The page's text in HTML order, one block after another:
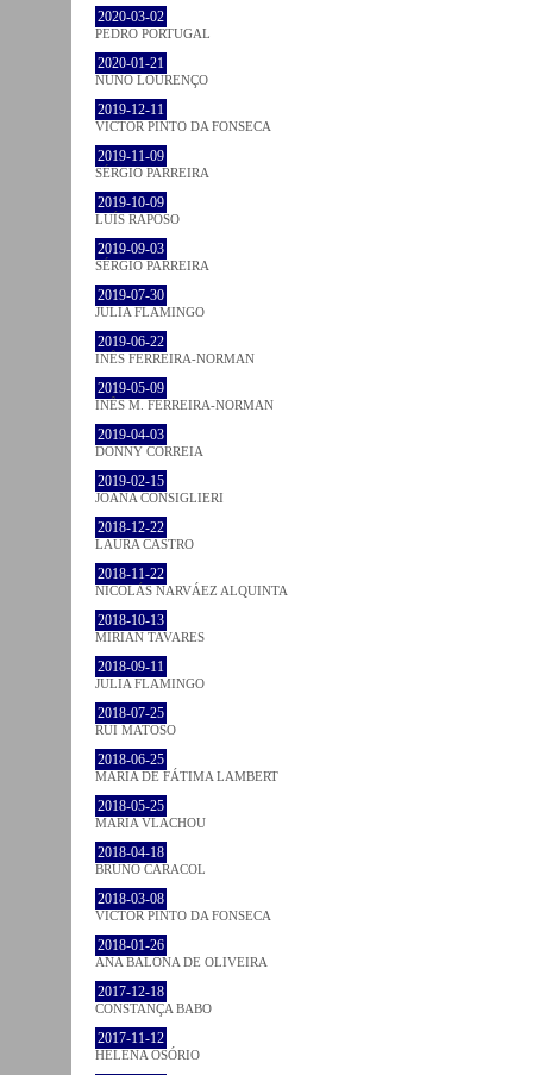
2020-03-02
PEDRO PORTUGAL
2020-01-21
NUNO LOURENÇO
2019-12-11
VICTOR PINTO DA FONSECA
2019-11-09
SÉRGIO PARREIRA
2019-10-09
LUÍS RAPOSO
2019-09-03
SÉRGIO PARREIRA
2019-07-30
JULIA FLAMINGO
2019-06-22
INÊS FERREIRA-NORMAN
2019-05-09
INÊS M. FERREIRA-NORMAN
2019-04-03
DONNY CORREIA
2019-02-15
JOANA CONSIGLIERI
2018-12-22
LAURA CASTRO
2018-11-22
NICOLÁS NARVÁEZ ALQUINTA
2018-10-13
MIRIAN TAVARES
2018-09-11
JULIA FLAMINGO
2018-07-25
RUI MATOSO
2018-06-25
MARIA DE FÁTIMA LAMBERT
2018-05-25
MARIA VLACHOU
2018-04-18
BRUNO CARACOL
2018-03-08
VICTOR PINTO DA FONSECA
2018-01-26
ANA BALONA DE OLIVEIRA
2017-12-18
CONSTANÇA BABO
2017-11-12
HELENA OSÓRIO